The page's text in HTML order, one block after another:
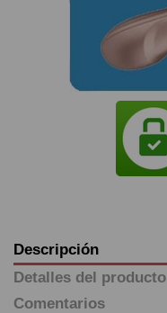
Descripción
Detalles del producto
Comentarios